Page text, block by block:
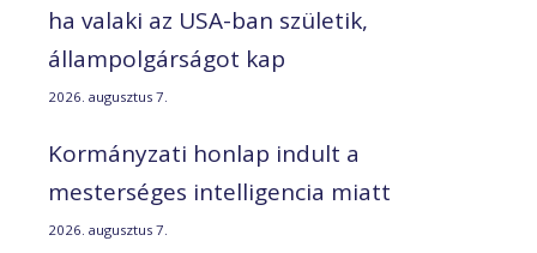
ha valaki az USA-ban születik,
állampolgárságot kap
2026. augusztus 7.
Kormányzati honlap indult a
mesterséges intelligencia miatt
2026. augusztus 7.